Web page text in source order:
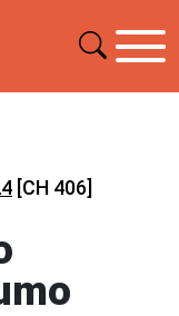
[CH 406]